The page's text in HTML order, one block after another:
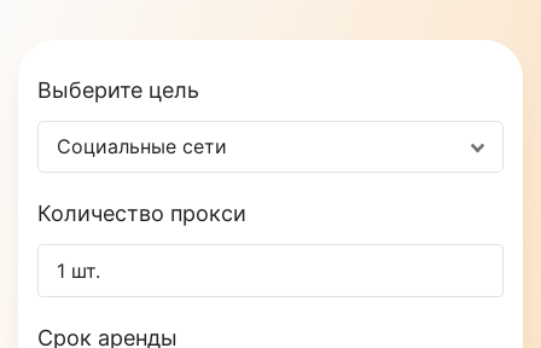
Выберите цель
Социальные сети
Количество прокси
Срок аренды